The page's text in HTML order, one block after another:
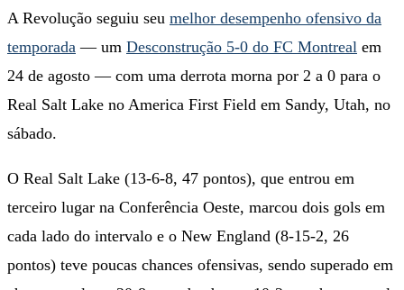
A Revolução seguiu seu melhor desempenho ofensivo da
temporada — um Desconstrução 5-0 do FC Montreal em
24 de agosto — com uma derrota morna por 2 a 0 para o
Real Salt Lake no America First Field em Sandy, Utah, no
sábado.
O Real Salt Lake (13-6-8, 47 pontos), que entrou em
terceiro lugar na Conferência Oeste, marcou dois gols em
cada lado do intervalo e o New England (8-15-2, 26
pontos) teve poucas chances ofensivas, sendo superado em